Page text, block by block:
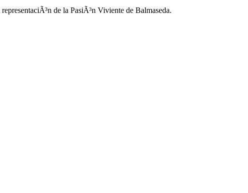
de la PasiÃ³n Viviente de Balmaseda.